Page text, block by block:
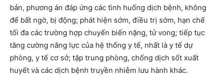
bản, phương án đáp ứng các tình huống dịch bệnh, không
để bất ngờ, bị động; phát hiện sớm, điều trị sớm, hạn chế
tối đa các trường hợp chuyển biến nặng, tử vong; tiếp tục
tăng cường năng lực của hệ thống y tế, nhất là y tế dự
phòng, y tế cơ sở; tập trung phòng, chống dịch sốt xuất
huyết và các dịch bệnh truyền nhiễm lưu hành khác.